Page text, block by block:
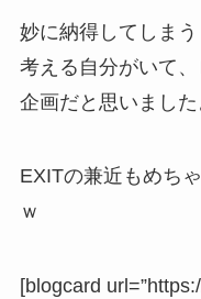
妙に納得してしま
考える自分がいて
企画だと思いました
EXITの兼近もめち
ｗ
[blogcard